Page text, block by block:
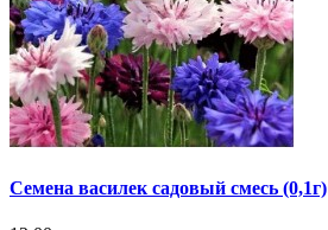
Семена василек садовый смесь (0,1г)